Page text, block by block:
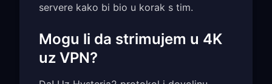
servere kako bi bio u korak s tim.
Mogu li da strimujem u 4K
uz VPN?